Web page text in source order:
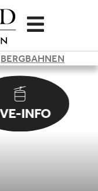
BERGBAHNEN
LIVE-INFO